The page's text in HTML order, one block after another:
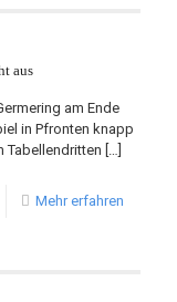
aus
am Ende
in Pfronten knapp
Tabellendritten […]
Mehr erfahren